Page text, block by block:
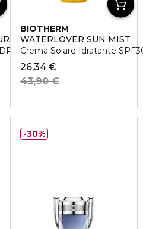
PERFETTA
SPF10
BIOTHERM
WATERLOVER SUN MIST
Crema Solare Idratante
26,34 €
43,90 €
30%